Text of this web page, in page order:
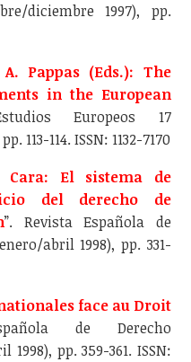
diciembre 1997), pp.
Pappas (Eds.): The
in the European
Europeos 17
113-114. ISSN: 1132-7170
Cara: El sistema de
del derecho de
”. Revista Española de
abril 1998), pp. 331-
face au Droit
de Derecho
pp. 359-361. ISSN: